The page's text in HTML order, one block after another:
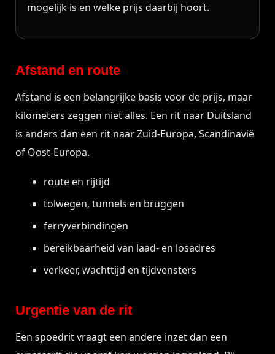
mogelijk is en welke prijs daarbij hoort.
Afstand en route
Afstand is een belangrijke basis voor de prijs, maar
kilometers zeggen niet alles. Een rit naar Duitsland
is anders dan een rit naar Zuid-Europa, Scandinavië
of Oost-Europa.
route en rijtijd
tolwegen, tunnels en bruggen
ferryverbindingen
bereikbaarheid van laad- en losadres
verkeer, wachttijd en tijdvensters
Urgentie van de rit
Een spoedrit vraagt een andere inzet dan een